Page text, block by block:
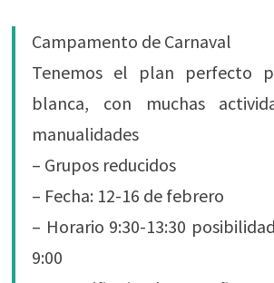
Campamento de Carnaval
Tenemos el plan perfecto
blanca, con muchas
manualidades
– Grupos reducidos
– Fecha: 12-16 de febrero
– Horario 9:30-13:30
9:00